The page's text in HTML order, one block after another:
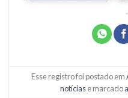
Esse registro foi postado em
notíciase marcado